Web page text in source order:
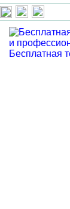
Бесплатная